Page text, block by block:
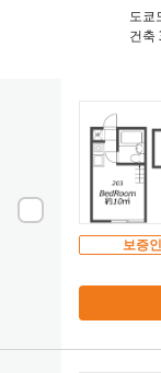
도쿄
건축
보증